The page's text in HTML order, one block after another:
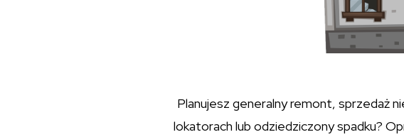
Planujesz generalny remont, sprzedaż
lokatorach lub odziedziczony spadku?